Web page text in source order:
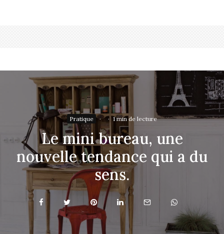
Pratique · · 1 min de lecture
Le mini bureau, une
nouvelle tendance qui a du
sens.